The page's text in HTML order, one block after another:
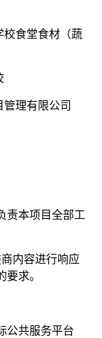
校食堂食材（蔬
理有限公司
责本项目全部工
内容进行响应
求。
公共服务平台